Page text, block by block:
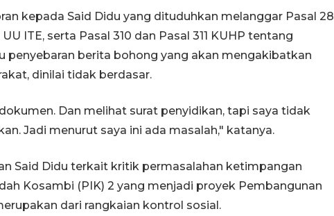
kepada Said Didu yang dituduhkan melanggar Pasal 28
ITE, serta Pasal 310 dan Pasal 311 KUHP tentang
penyebaran berita bohong yang akan mengakibatkan
dinilai tidak berdasar.
Dan melihat surat penyidikan, tapi saya tidak
Jadi menurut saya ini ada masalah," katanya.
Said Didu terkait kritik permasalahan ketimpangan
Kosambi (PIK) 2 yang menjadi proyek Pembangunan
dari rangkaian kontrol sosial.